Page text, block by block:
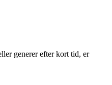
generer efter kort tid, er